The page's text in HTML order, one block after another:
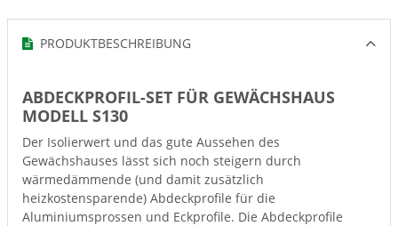
PRODUKTBESCHREIBUNG
ABDECKPROFIL-SET FÜR GEWÄCHSHAUS
MODELL S130
Der Isolierwert und das gute Aussehen des
Gewächshauses lässt sich noch steigern durch
wärmedämmende (und damit zusätzlich
heizkostensparende) Abdeckprofile für die
Aluminiumsprossen und Eckprofile. Die Abdeckprofile